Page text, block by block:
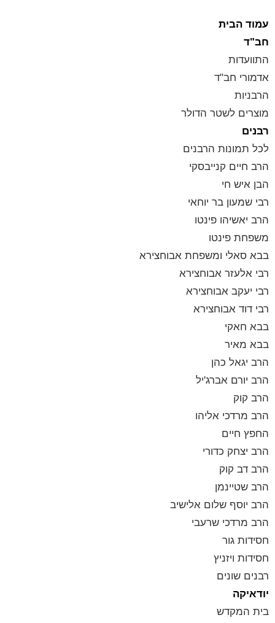
עמוד הבית
חב"ד
התוועדות
אדמורי חב"ד
הרבניות
מוצרים לשטר הדולר
רבנים
לכל תמונות הרבנים
הרב חיים קנייבסקי
הבן איש חי
רבי שמעון בר יוחאי
הרב יאשיהו פינטו
משפחת פינטו
בבא סאלי ומשפחת אבוחצירא
רבי אלעזר אבוחצירא
רבי יעקב אבוחצירא
רבי דוד אבוחצירא
בבא חאקי
בבא מאיר
הרב יגאל כהן
הרב יורם אברג'יל
הרב קוק
הרב מרדכי אליהו
החפץ חיים
הרב יצחק כדורי
הרב דב קוק
הרב שטיינמן
הרב יוסף שלום אלישיב
הרב מרדכי שרעבי
חסידות גור
חסידות ויזניץ
רבנים שונים
יודאיקה
בית המקדש